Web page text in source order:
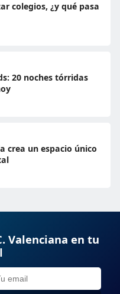
colegios, ¿y qué pasa
20 noches tórridas
crea un espacio único
Valenciana en tu